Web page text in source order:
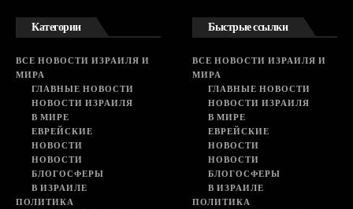
Категории
ВСЕ НОВОСТИ ИЗРАИЛЯ И
МИРА
ГЛАВНЫЕ НОВОСТИ
НОВОСТИ ИЗРАИЛЯ
В МИРЕ
ЕВРЕЙСКИЕ
НОВОСТИ
НОВОСТИ
БЛОГОСФЕРЫ
В ИЗРАИЛЕ
ПОЛИТИКА
Быстрые ссылки
ВСЕ НОВОСТИ ИЗРАИЛЯ И
МИРА
ГЛАВНЫЕ НОВОСТИ
НОВОСТИ ИЗРАИЛЯ
В МИРЕ
ЕВРЕЙСКИЕ
НОВОСТИ
НОВОСТИ
БЛОГОСФЕРЫ
В ИЗРАИЛЕ
ПОЛИТИКА